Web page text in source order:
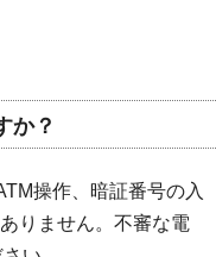
か？
操作、暗証番号の入
りません。不審な電